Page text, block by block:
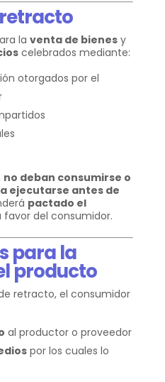
retracto
la venta de bienesy
celebrados mediante:
otorgados por el
no deban consumirse o
ejecutarse antes de
pactado el
favor del consumidor.
para la
producto
retracto, el consumidor
al productor o proveedor
por los cuales lo